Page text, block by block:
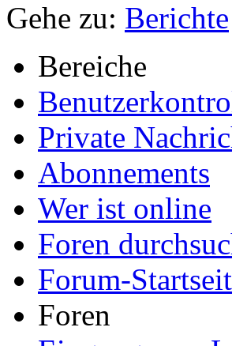
Gehe zu: Berichte
Bereiche
Private
Abonnements
Wer ist online
Foren
Forum-
Foren